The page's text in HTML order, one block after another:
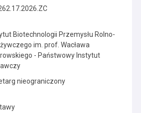
Biotechnologii Przemysłu Rolno-
im. prof. Wacława
- Państwowy Instytut
nieograniczony